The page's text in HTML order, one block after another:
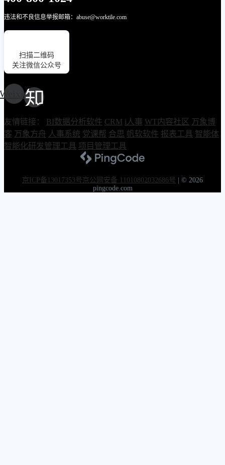
违法和不良信息举报邮箱：abuse@worktile.com
扫描二维码
关注微信公众号
Weixin
友情链接： BI数据分析软件 CRM i人事 WT内容社区 万象博
客 万象方舟 人事系统 党课帮 合思 帆软软件 报表工具 智能体
智能化研发管理工具 项目管理工具
京ICP备13017353号京公网安备 11010802032686号
© 2026
pingcode.com